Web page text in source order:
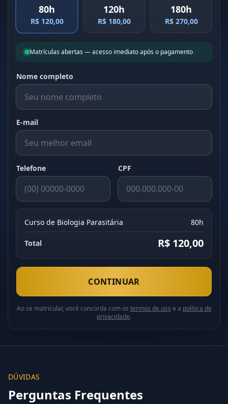
80h
R$ 120,00
120h
R$ 180,00
180h
R$ 270,00
Matrículas abertas — acesso imediato após o pagamento
Nome completo
E-mail
Telefone CPF
Curso de Biologia Parasitária 80h
Total R$ 120,00
CONTINUAR
Ao se matricular, você concorda com os termos de usoe a política de
privacidade.
DÚVIDAS
Perguntas Frequentes